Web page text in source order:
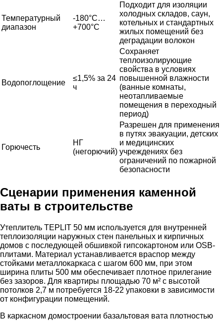
Температурный
диапазон
-180°C…
+700°C
Подходит для изоляции
холодных складов, саун,
котельных и стандартных
жилых помещений без
деградации волокон
Водопоглощение
≤1,5% за 24
ч
Сохраняет
теплоизолирующие
свойства в условиях
повышенной влажности
(ванные комнаты,
неотапливаемые
помещения в переходный
период)
Горючесть
НГ
(негорючий)
Разрешен для применения
в путях эвакуации, детских
и медицинских
учреждениях без
ограничений по пожарной
безопасности
Сценарии применения каменной
ваты в строительстве
Утеплитель TEPLIT 50 мм используется для внутренней
теплоизоляции наружных стен панельных и кирпичных
домов с последующей обшивкой гипсокартоном или OSB-
плитами. Материал устанавливается враспор между
стойками металлокаркаса с шагом 600 мм, при этом
ширина плиты 500 мм обеспечивает плотное прилегание
без зазоров. Для квартиры площадью 70 м² с высотой
потолков 2,7 м потребуется 18-22 упаковки в зависимости
от конфигурации помещений.
В каркасном домостроении базальтовая вата плотностью